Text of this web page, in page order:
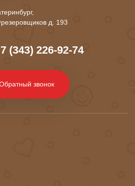
д. 193
(343) 226-92-74
звонок